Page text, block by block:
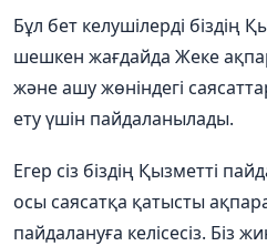
Бұл бет келушілерді біздің
шешкен жағдайда Жеке
жәнеашужөніндегі
етуүшін пайдаланылады.
Егер сіз біздің Қызметті
осы саясатқа қатысты
пайдалануға келісесіз. Біз